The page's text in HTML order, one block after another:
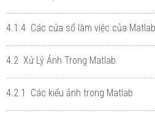
4.1.4 Các cửa sổ làm việc của Matlab
4.2 Xử Lý Ảnh Trong Matlab
4.2.1 Các kiểu ảnh trong Matlab